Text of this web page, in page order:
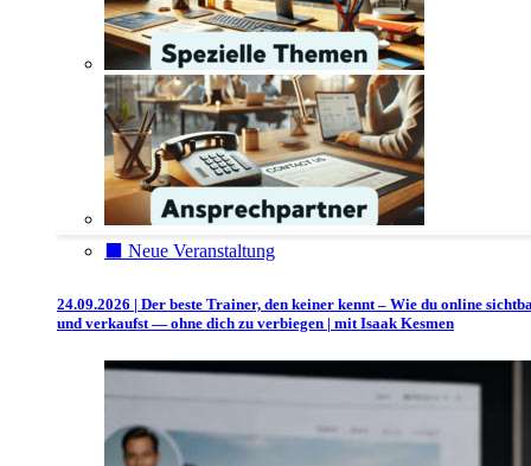
⬛️ Neue Veranstaltung
24.09.2026 | Der beste Trainer, den keiner kennt – Wie du online
und verkaufst — ohne dich zu verbiegen | mit Isaak Kesmen